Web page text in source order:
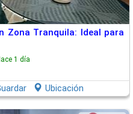
Zona Tranquila: Ideal para
1 día
Ubicación